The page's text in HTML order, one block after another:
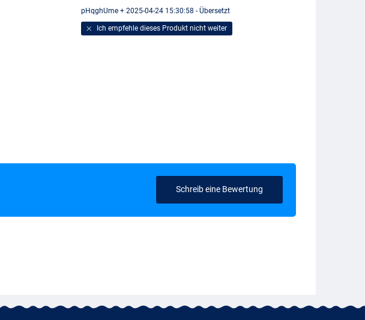
pHqghUme + 2025-04-24 15:30:58 - Übersetzt
Ich empfehle dieses Produkt nicht weiter
Schreib eine Bewertung